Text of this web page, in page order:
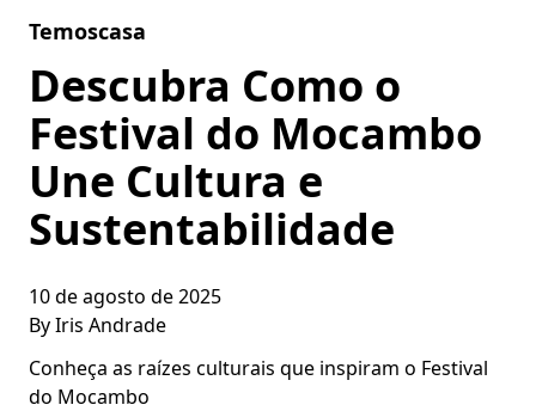
Temoscasa
Descubra Como o
Festival do Mocambo
Une Cultura e
Sustentabilidade
10 de agosto de 2025
ByIris Andrade
Conheça as raízes culturais que inspiram o Festival
do Mocambo